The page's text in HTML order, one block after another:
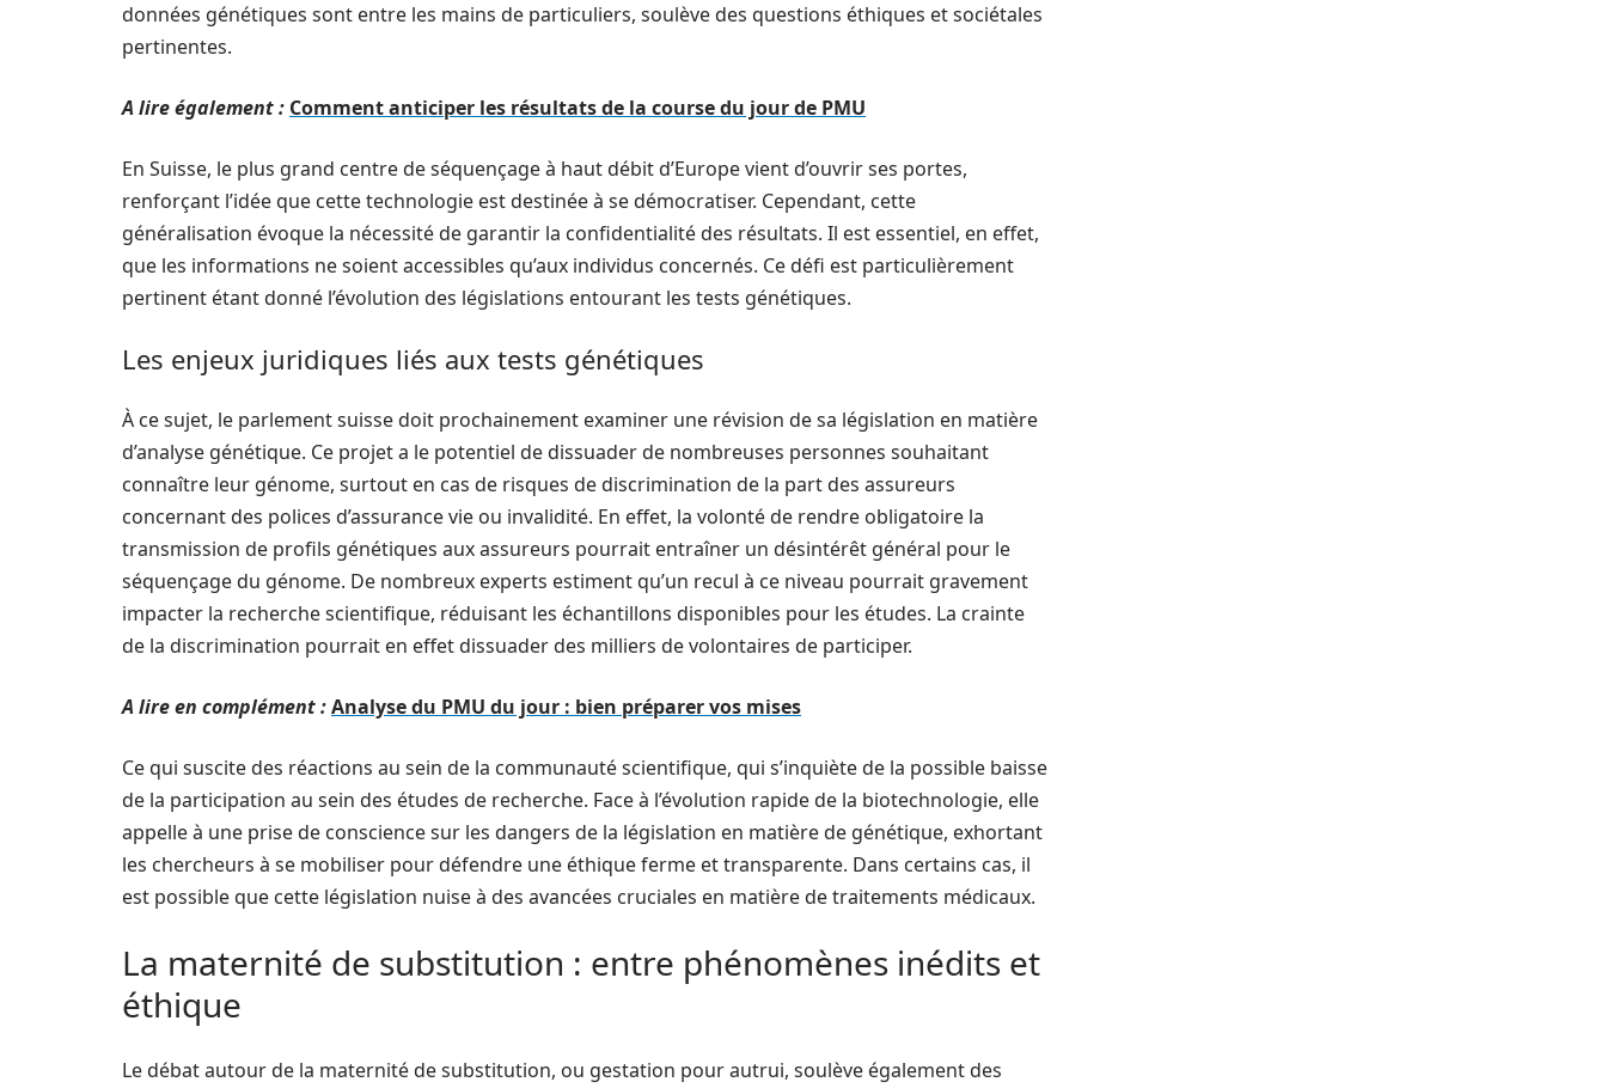
données génétiques sont entre les mains de particuliers, soulève des questions éthiques et sociétales
pertinentes.
A lire également : Comment anticiper les résultats de la course du jour de PMU
En Suisse, le plus grand centre de séquençage à haut débit d’Europe vient d’ouvrir ses portes,
renforçant l’idée que cette technologie est destinée à se démocratiser. Cependant, cette
généralisation évoque la nécessité de garantir la confidentialité des résultats. Il est essentiel, en effet,
que les informations ne soient accessibles qu’aux individus concernés. Ce défi est particulièrement
pertinent étant donné l’évolution des législations entourant les tests génétiques.
Les enjeux juridiques liés aux tests génétiques
À ce sujet, le parlement suisse doit prochainement examiner une révision de sa législation en matière
d’analyse génétique. Ce projet a le potentiel de dissuader de nombreuses personnes souhaitant
connaître leur génome, surtout en cas de risques de discrimination de la part des assureurs
concernant des polices d’assurance vie ou invalidité. En effet, la volonté de rendre obligatoire la
transmission de profils génétiques aux assureurs pourrait entraîner un désintérêt général pour le
séquençage du génome. De nombreux experts estiment qu’un recul à ce niveau pourrait gravement
impacter la recherche scientifique, réduisant les échantillons disponibles pour les études. La crainte
de la discrimination pourrait en effet dissuader des milliers de volontaires de participer.
A lire en complément :Analyse du PMU du jour : bien préparer vos mises
Ce qui suscite des réactions au sein de la communauté scientifique, qui s’inquiète de la possible baisse
de la participation au sein des études de recherche. Face à l’évolution rapide de la biotechnologie, elle
appelle à une prise de conscience sur les dangers de la législation en matière de génétique, exhortant
les chercheurs à se mobiliser pour défendre une éthique ferme et transparente. Dans certains cas, il
est possible que cette législation nuise à des avancées cruciales en matière de traitements médicaux.
La maternité de substitution : entre phénomènes inédits et
éthique
Le débat autour de la maternité de substitution, ou gestation pour autrui, soulève également des